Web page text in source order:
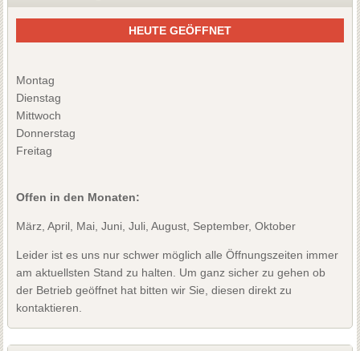
HEUTE GEÖFFNET
Montag
Dienstag
Mittwoch
Donnerstag
Freitag
Offen in den Monaten:
März, April, Mai, Juni, Juli, August, September, Oktober
Leider ist es uns nur schwer möglich alle Öffnungszeiten immer
am aktuellsten Stand zu halten. Um ganz sicher zu gehen ob
der Betrieb geöffnet hat bitten wir Sie, diesen direkt zu
kontaktieren.